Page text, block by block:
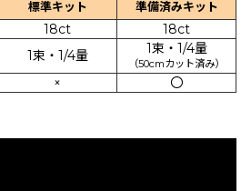
標準キット
準備済みキット
18ct 18ct
1束・1/4量 1束・1/4量
（50cmカット済み）
× 〇